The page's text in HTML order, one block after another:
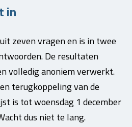
in
zeven vragen en is in twee
De resultaten
volledig anoniem verwerkt.
terugkoppeling van de
is tot woensdag 1 december
dus niet te lang.